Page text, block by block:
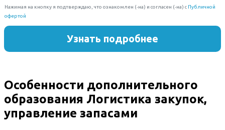
Особенности дополнительного
образования Логистика закупок,
управление запасами